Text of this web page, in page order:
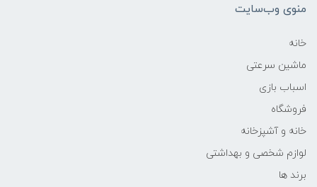
منوی وب‌سایت
خانه
ماشین سرعتی
اسباب بازی
فروشگاه
خانه و آشپزخانه
لوازم شخصی و بهداشتی
برند ها